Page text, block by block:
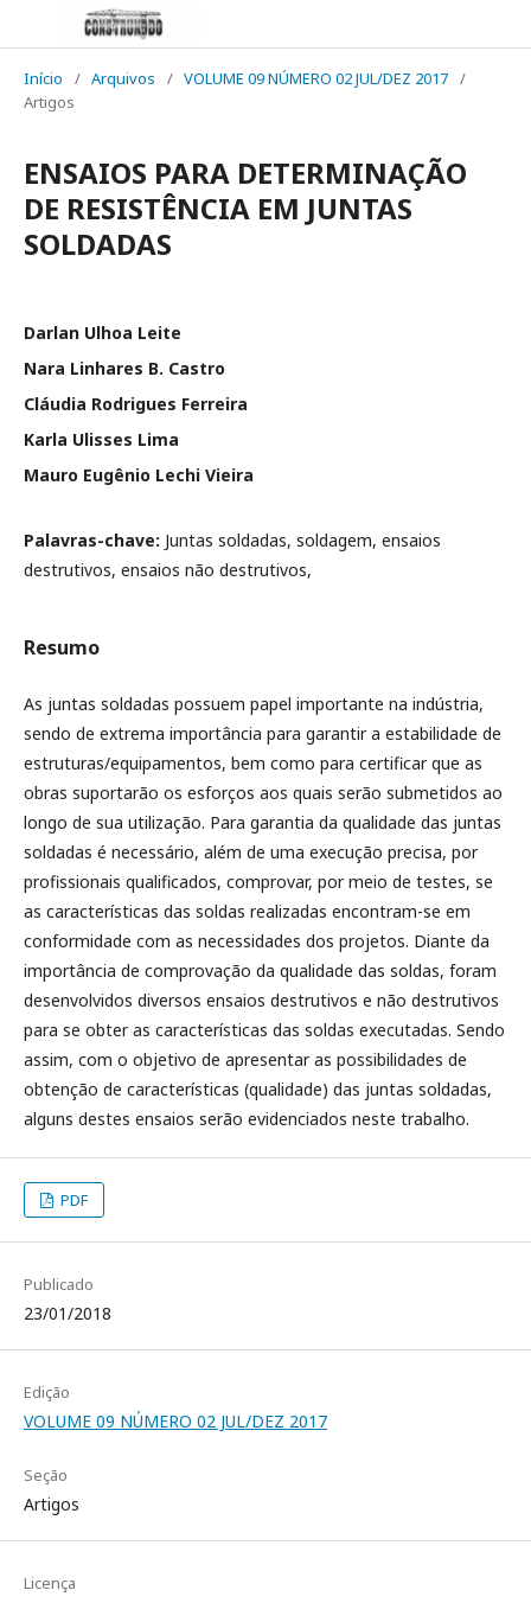
Início / Arquivos / VOLUME 09 NÚMERO 02 JUL/DEZ 2017 /
Artigos
ENSAIOS PARA DETERMINAÇÃO
DE RESISTÊNCIA EM JUNTAS
SOLDADAS
Darlan Ulhoa Leite
Nara Linhares B. Castro
Cláudia Rodrigues Ferreira
Karla Ulisses Lima
Mauro Eugênio Lechi Vieira
Palavras-chave: Juntas soldadas, soldagem, ensaios
destrutivos, ensaios não destrutivos,
Resumo
As juntas soldadas possuem papel importante na indústria,
sendo de extrema importância para garantir a estabilidade de
estruturas/equipamentos, bem como para certificar que as
obras suportarão os esforços aos quais serão submetidos ao
longo de sua utilização. Para garantia da qualidade das juntas
soldadas é necessário, além de uma execução precisa, por
profissionais qualificados, comprovar, por meio de testes, se
as características das soldas realizadas encontram-se em
conformidade com as necessidades dos projetos. Diante da
importância de comprovação da qualidade das soldas, foram
desenvolvidos diversos ensaios destrutivos e não destrutivos
para se obter as características das soldas executadas. Sendo
assim, com o objetivo de apresentar as possibilidades de
obtenção de características (qualidade) das juntas soldadas,
alguns destes ensaios serão evidenciados neste trabalho.
PDF
Publicado
23/01/2018
Edição
VOLUME 09 NÚMERO 02 JUL/DEZ 2017
Seção
Artigos
Licença